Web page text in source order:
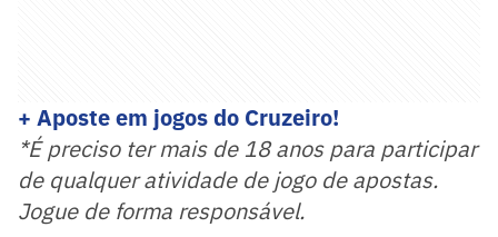
+ Aposte em jogos do Cruzeiro!
*É preciso ter mais de 18 anos para participar
de qualquer atividade de jogo de apostas.
Jogue de forma responsável.